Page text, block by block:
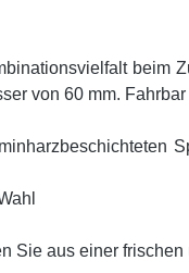
beim
von 60 mm.
Sie aus einer